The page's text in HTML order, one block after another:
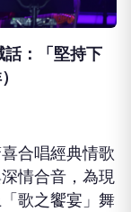
：「堅持下
合唱經典情歌
情合音，為現
歌之饗宴」舞